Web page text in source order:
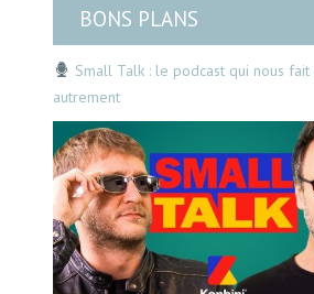
BONS PLANS
Small Talk : le podcast qui nous
autrement